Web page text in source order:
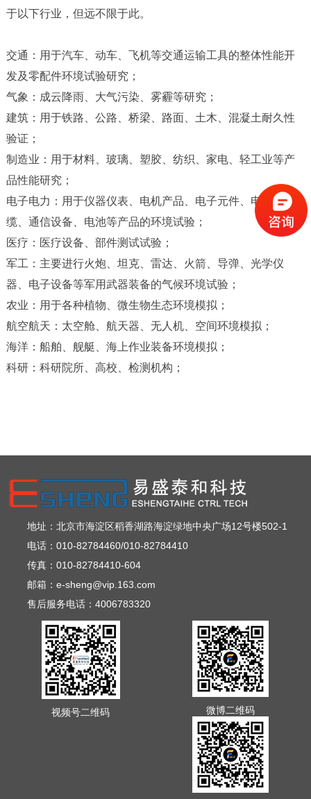
于以下行业，但远不限于此。
交通：用于汽车、动车、飞机等交通运输工具的整体性能开
发及零配件环境试验研究；
气象：成云降雨、大气污染、雾霾等研究；
建筑：用于铁路、公路、桥梁、路面、土木、混凝土耐久性
验证；
制造业：用于材料、玻璃、塑胶、纺织、家电、轻工业等产
品性能研究；
电子电力：用于仪器仪表、电机产品、电子元件、电线电
缆、通信设备、电池等产品的环境试验；
医疗：医疗设备、部件测试试验；
军工：主要进行火炮、坦克、雷达、火箭、导弹、光学仪
器、电子设备等军用武器装备的气候环境试验；
农业：用于各种植物、微生物生态环境模拟；
航空航天：太空舱、航天器、无人机、空间环境模拟；
海洋：船舶、舰艇、海上作业装备环境模拟；
科研：科研院所、高校、检测机构；
地址：北京市海淀区稻香湖路海淀绿地中央广场12号楼502-1
电话：010-82784460/010-82784410
传真：010-82784410-604
邮箱：e-sheng@vip.163.com
售后服务电话：4006783320
视频号二维码 微博二维码